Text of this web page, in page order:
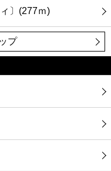
〕(277ｍ)
プ